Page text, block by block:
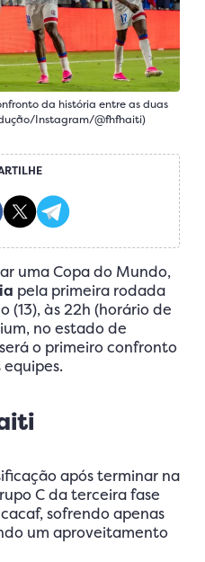
da história entre as duas
Instagram/@fhfhaiti)
uma Copa do Mundo,
pela primeira rodada
(13), às 22h (horário de
no estado de
o primeiro confronto
após terminar na
C da terceira fase
sofrendo apenas
um aproveitamento